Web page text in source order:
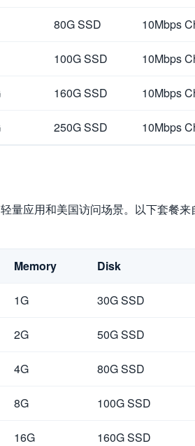
80G SSD 10Mbps
100G SSD 10Mbps
160G SSD 10Mbps
250G SSD 10Mbps
量应用和美国访问场景。以下套餐
Memory Disk
1G 30G SSD
2G 50G SSD
4G 80G SSD
8G 100G SSD
16G 160G SSD